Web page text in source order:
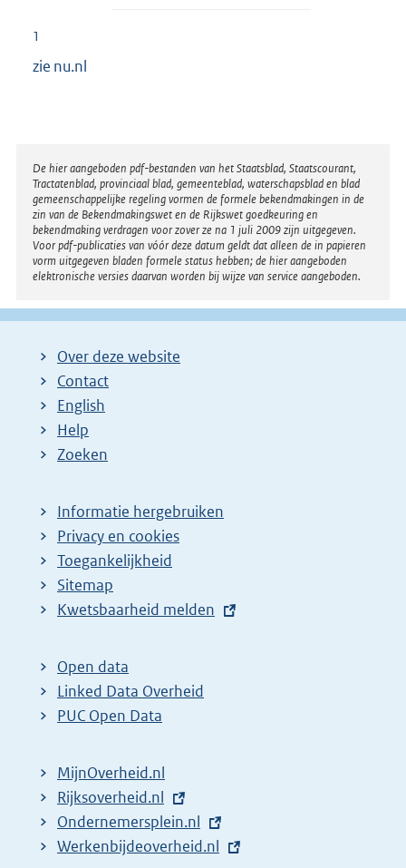
1
zie nu.nl
Disclaimer
De hier aangeboden pdf-bestanden van het Staatsblad, Staatscourant,
Tractatenblad, provinciaal blad, gemeenteblad, waterschapsblad en blad
gemeenschappelijke regeling vormen de formele bekendmakingen in de
zin van de Bekendmakingswet en de Rijkswet goedkeuring en
bekendmaking verdragen voor zover ze na 1 juli 2009 zijn uitgegeven.
Voor pdf-publicaties van vóór deze datum geldt dat alleen de in papieren
vorm uitgegeven bladen formele status hebben; de hier aangeboden
elektronische versies daarvan worden bij wijze van service aangeboden.
Over deze website
Contact
English
Help
Zoeken
Informatie hergebruiken
Privacy en cookies
Toegankelijkheid
Sitemap
E
t
e
r
l
i
n
k
Kwetsbaarheid melden
Open data
Linked Data Overheid
PUC Open Data
MijnOverheid.nl
E
x
t
Rijksoverheid.nl
E
x
Ondernemersplein.nl
E
Werkenbijdeoverheid.nl